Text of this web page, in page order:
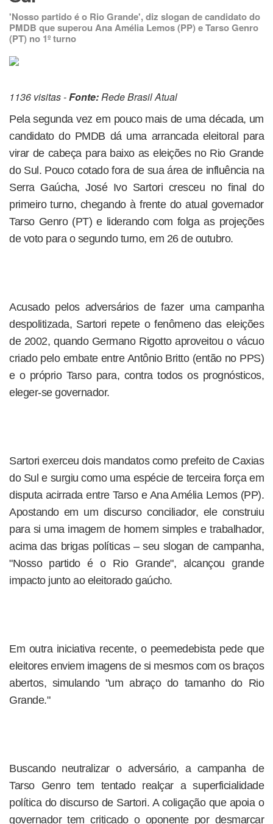
'Nosso partido é o Rio Grande', diz slogan de candidato do
PMDB que superou Ana Amélia Lemos (PP) e Tarso Genro
(PT) no 1º turno
1136 visitas -Fonte:Rede Brasil Atual
Pela segunda vez em pouco mais de uma década, um
candidato do PMDB dá uma arrancada eleitoral para
virar de cabeça para baixo as eleições no Rio Grande
do Sul. Pouco cotado fora de sua área de influência na
Serra Gaúcha, José Ivo Sartori cresceu no final do
primeiro turno, chegando à frente do atual governador
Tarso Genro (PT) e liderando com folga as projeções
de voto para o segundo turno, em 26 de outubro.
Acusado pelos adversários de fazer uma campanha
despolitizada, Sartori repete o fenômeno das eleições
de 2002, quando Germano Rigotto aproveitou o vácuo
criado pelo embate entre Antônio Britto (então no PPS)
e o próprio Tarso para, contra todos os prognósticos,
eleger-se governador.
Sartori exerceu dois mandatos como prefeito de Caxias
do Sul e surgiu como uma espécie de terceira força em
disputa acirrada entre Tarso e Ana Amélia Lemos (PP).
Apostando em um discurso conciliador, ele construiu
para si uma imagem de homem simples e trabalhador,
acima das brigas políticas – seu slogan de campanha,
"Nosso partido é o Rio Grande", alcançou grande
impacto junto ao eleitorado gaúcho.
Em outra iniciativa recente, o peemedebista pede que
eleitores enviem imagens de si mesmos com os braços
abertos, simulando "um abraço do tamanho do Rio
Grande."
Buscando neutralizar o adversário, a campanha de
Tarso Genro tem tentado realçar a superficialidade
política do discurso de Sartori. A coligação que apoia o
governador tem criticado o oponente por desmarcar